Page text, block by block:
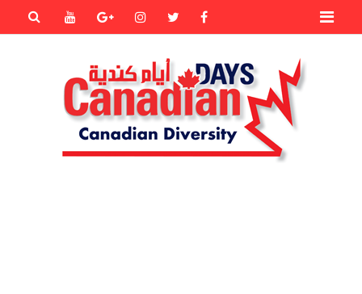
Facebook
Twitter
instagram
Goole+
Youtube